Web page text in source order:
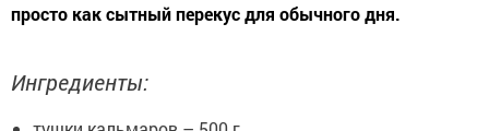
просто как сытный перекус для обычного дня.
Ингредиенты: